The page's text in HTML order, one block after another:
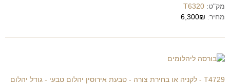
מק"ט: T6320
מחיר: 6,300₪
T4729 - לקניה או בחירת צורה - טבעת אירוסין יהלום טבעי - גודל יהלום